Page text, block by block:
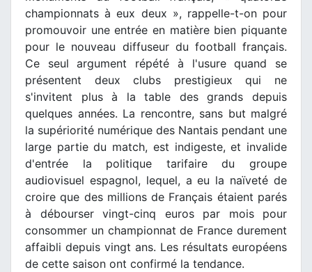
championnats à eux deux », rappelle-t-on pour
promouvoir une entrée en matière bien piquante
pour le nouveau diffuseur du football français.
Ce seul argument répété à l'usure quand se
présentent deux clubs prestigieux qui ne
s'invitent plus à la table des grands depuis
quelques années. La rencontre, sans but malgré
la supériorité numérique des Nantais pendant une
large partie du match, est indigeste, et invalide
d'entrée la politique tarifaire du groupe
audiovisuel espagnol, lequel, a eu la naïveté de
croire que des millions de Français étaient parés
à débourser vingt-cinq euros par mois pour
consommer un championnat de France durement
affaibli depuis vingt ans. Les résultats européens
de cette saison ont confirmé la tendance.